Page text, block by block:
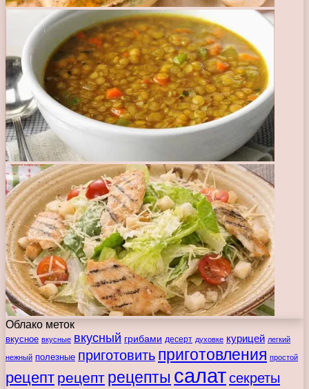
Облако меток
вкусное вкусные вкусный грибами десерт духовке курицей легкий
нежный полезные приготовить приготовления простой
рецепт рецепт рецепты салатсекреты